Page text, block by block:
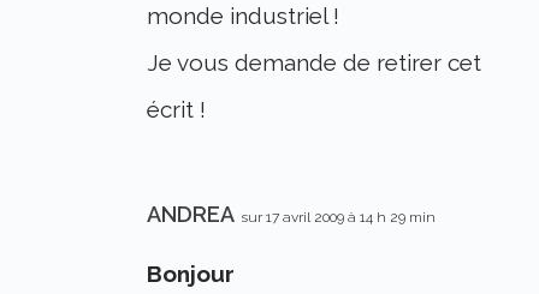
monde industriel !
Je vous demande de retirer cet
écrit !
ANDREA sur 17 avril 2009 à 14 h 29 min
Bonjour